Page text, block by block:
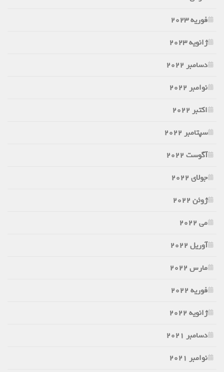
فوریه 2023
ژانویه 2023
دسامبر 2022
نوامبر 2022
اکتبر 2022
سپتامبر 2022
آگوست 2022
جولای 2022
ژوئن 2022
می 2022
آوریل 2022
مارس 2022
فوریه 2022
ژانویه 2022
دسامبر 2021
نوامبر 2021